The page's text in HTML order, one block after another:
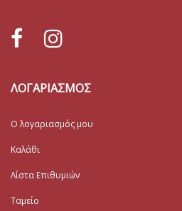
ΛΟΓΑΡΙΑΣΜΟΣ
Ο λογαριασμός μου
Καλάθι
Λίστα Επιθυμιών
Ταμείο